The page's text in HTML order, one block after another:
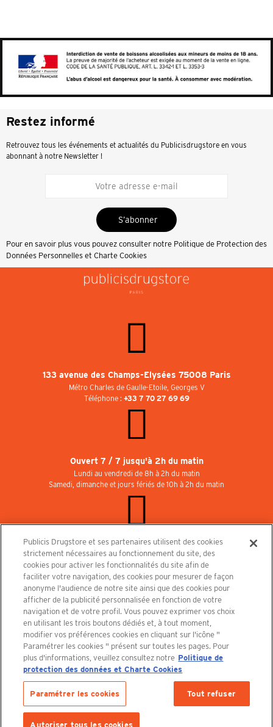
AJOUTER AU PANIER
Restez informé
Retrouvez tous les événements et actualités du Publicisdrugstore en vous
abonnant à notre Newsletter !
S’abonner
Pour en savoir plus vous pouvez consulter notre Politique de Protection des
Données Personnelles et Charte Cookies
133 avenue des Champs-Elysées 75008 Paris
Métro Charles de Gaulle-Etoile, Georges V
Téléphone : +33 7 70 27 69 69
Ouvert 7 / 7 jusqu'à 2h du matin
Lundi au vendredi de 8h à 2h du matin
Samedi, dimanche et jours fériés de 10h à 2h du matin
Rejoignez-nous au Publicisdrugstore !
Nous recrutons pour les boutiques, le restaurant et le cinéma. Contactez-nous :
recrutement@publicisdrugstore.com
Conditions générales de vente
Mentions légales
Politique de Protection des Données Personnelles et Charte
Cookies
Découvrez le PUBLICISDRUGSTORE
Publicis Drugstore et ses partenaires utilisent des cookies
strictement nécessaires au fonctionnement du site, des
cookies pour activer les fonctionnalités du site afin de
faciliter votre navigation, des cookies pour mesurer de façon
anonyme l'audience de notre site ainsi que des cookies pour
afficher de la publicité personnalisée en fonction de votre
navigation et de votre profil. Vous pouvez exprimer vos choix
en utilisant les trois boutons dédiés et, à tout moment,
modifier vos préférences cookies en cliquant sur l'icône "
Paramétrer les cookies " présent sur toutes les pages. Pour
plus d'informations, veuillez consultez notre Politique de
protection des données et Charte Cookies
Paramétrer les cookies Tout refuser
Autoriser tous les cookies